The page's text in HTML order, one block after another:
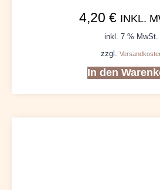
4,20 € INKL.
inkl. 7 % MwSt.
zzgl.
In den